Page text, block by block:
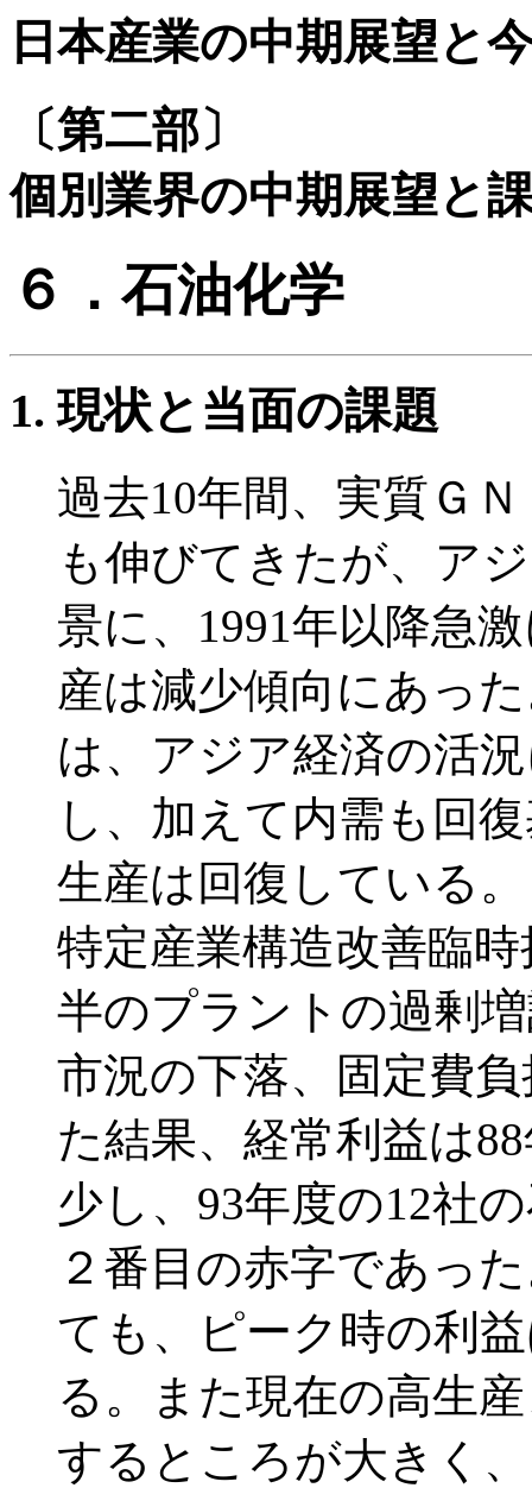
日本産業の中期展望と
〔第二部〕
個別業界の中期展望と
６．石油化学
現状と当面の課題
過去10年間、実質Ｇ
も伸びてきたが、ア
景に、1991年以降急
産は減少傾向にあっ
は、アジア経済の活
し、加えて内需も回
生産は回復している。
特定産業構造改善臨
半のプラントの過剰
市況の下落、固定費
た結果、経常利益は
少し、93年度の12社
２番目の赤字であっ
ても、ピーク時の利
る。また現在の高生
するところが大きく